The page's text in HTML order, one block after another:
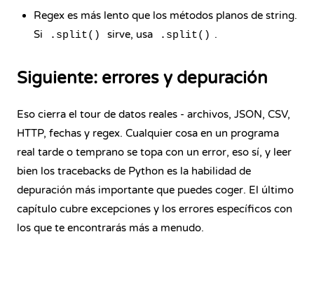
Regex es más lento que los métodos planos de string.
Si
.split() sirve, usa .split() .
Siguiente: errores y depuración
Eso cierra el tour de datos reales - archivos, JSON, CSV,
HTTP, fechas y regex. Cualquier cosa en un programa
real tarde o temprano se topa con un error, eso sí, y leer
bien los tracebacks de Python es la habilidad de
depuración más importante que puedes coger. El último
capítulo cubre excepciones y los errores específicos con
los que te encontrarás más a menudo.